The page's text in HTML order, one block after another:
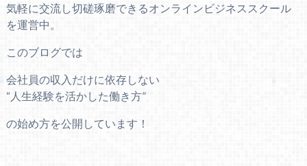
気軽に交流し切磋琢磨できるオンラインビジネススクール
を運営中。
このブログでは
会社員の収入だけに依存しない
“人生経験を活かした働き方”
の始め方を公開しています！